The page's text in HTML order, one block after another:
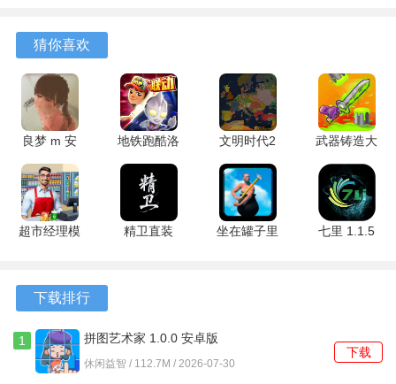
游戏特色
1、遭遇的对手包括神话故事里描述的各类生物，战斗过程需
要针对不同对手的特性进行调整。
2、基础操作方式是将相同单位进行排列组合，机制与角色成
长、技能释放等系统深度结合。
完成一系列有难度的关卡。
4、部分强力角色拥有独特的终极技能，这些技能在关键时刻
能够改变战局走向。
猜你喜欢
良梦 m 安
卓版
地铁跑酷洛
阳版本
7.04.0 安卓
版
文明时代2
1.28 安卓
版
武器铸造大
师破解版
6.1.0 最新
版
超市经理模
精卫直装
坐在罐子里
七里 1.1.5
下载排行
1 拼图艺术家 1.0.0 安卓版
休闲益智 / 112.7M / 2026-07-30
下载